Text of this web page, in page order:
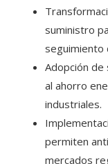
suministro
seguimiento
Adopción de
al ahorro
industriales.
permiten
mercados